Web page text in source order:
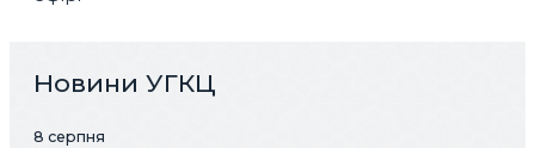
Новини УГКЦ
8 серпня